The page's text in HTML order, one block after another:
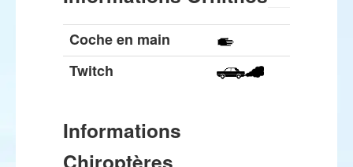
Coche en main
Twitch
Informations